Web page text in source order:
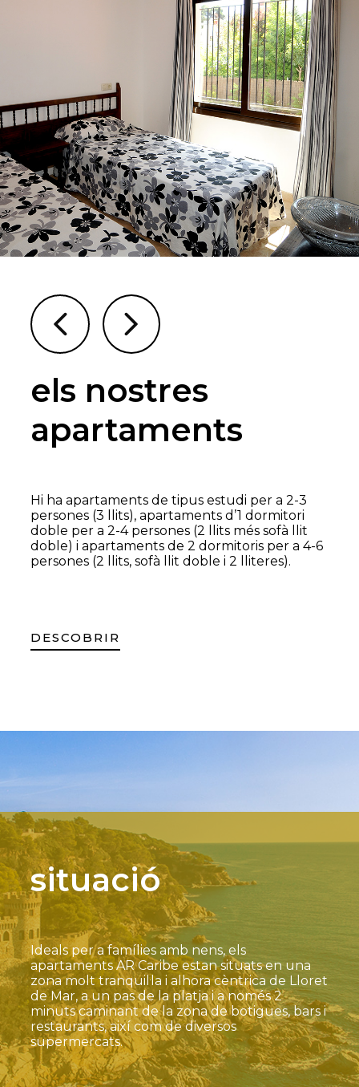
Hi ha apartaments de tipus estudi per a 2-3
persones (3 llits), apartaments d’1 dormitori
doble per a 2-4 persones (2 llits més sofà llit
doble) i apartaments de 2 dormitoris per a 4-6
persones (2 llits, sofà llit doble i 2 lliteres).
DESCOBRIR
els nostres
apartaments
situació
Ideals per a famílies amb nens, els
apartaments AR Caribe estan situats en una
zona molt tranquil·la i alhora cèntrica de Lloret
de Mar, a un pas de la platja i a només 2
minuts caminant de la zona de botigues, bars i
restaurants, així com de diversos
supermercats.